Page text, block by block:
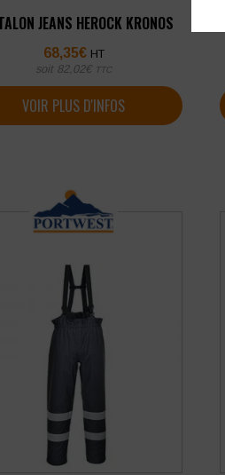
JEANS HEROCK KRONOS
68,35€ HT
soit 82,02€ TTC
VOIR PLUS D'INFOS